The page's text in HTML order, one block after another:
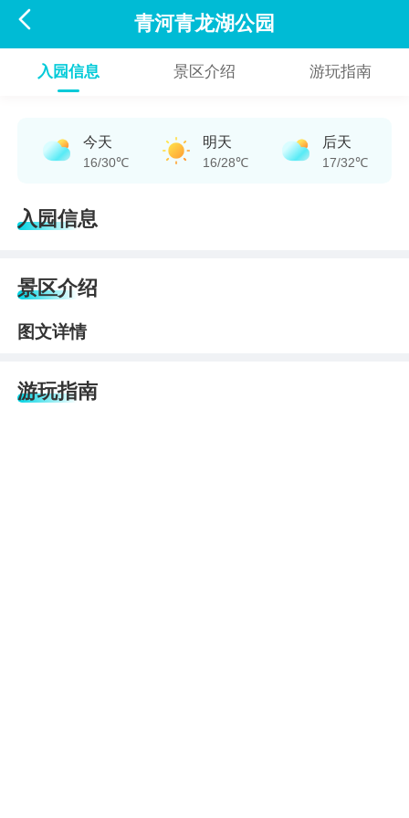
 青河青龙湖公园
入园信息 景区介绍 游玩指南
今天
16/30℃
明天
16/28℃
后天
17/32℃
入园信息
景区介绍
图文详情
游玩指南